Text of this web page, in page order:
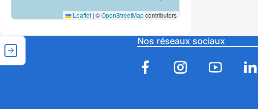
Leaflet | ©OpenStreetMapcontributors
Nos réseaux sociaux